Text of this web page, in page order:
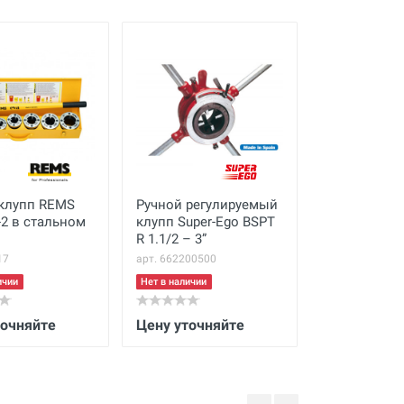
REMS
в стальном
Ручной регулируемый
клупп Super-Ego BSPT
R 1.1/2 – 3”
арт. 662200500
Нет в наличии
Цену уточняйте